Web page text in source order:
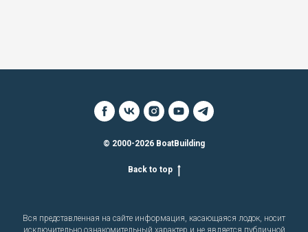
© 2000-2026 BoatBuilding
Back to top
Вся представленная на сайте информация, касающаяся лодок, носит
исключительно ознакомительный характер и не является публичной